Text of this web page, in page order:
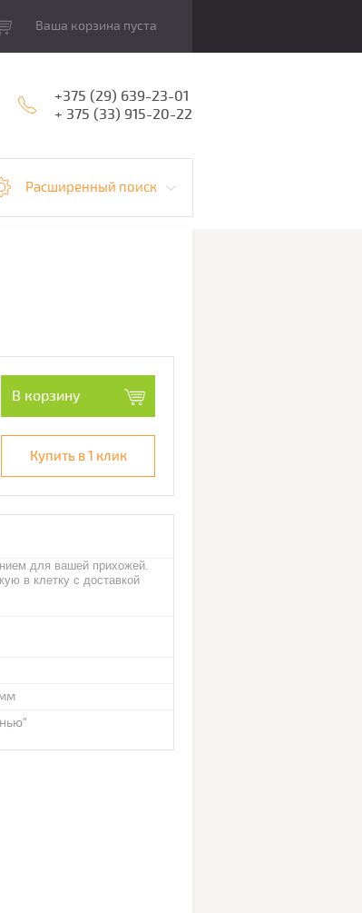
Ваша корзина пуста
+375 (29) 639-23-01
+ 375 (33) 915-20-22
Расширенный поиск
В корзину
Купить в 1 клик
для вашей прихожей.
в клетку с доставкой